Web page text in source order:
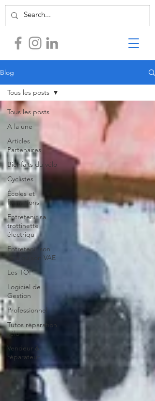
Blog
Tous les posts
A la une
Articles
Partenaires
Bienfaits du vélo
Cyclistes
Écoles et
formations
Entretenir sa
trottinette
électriqu
Entretenir son
vélo ou son VAE
Les TOP
Logiciel de
Gestion
Professionnel
Tutos réparation
vélo
Vendeur &
réparateur
Tous les posts